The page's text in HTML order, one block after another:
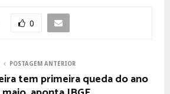
0
POSTAGEM ANTERIOR
tem primeira queda do ano